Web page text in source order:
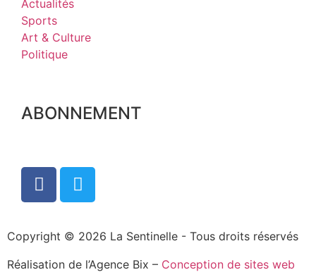
Actualités
Sports
Art & Culture
Politique
ABONNEMENT
Copyright © 2026 La Sentinelle - Tous droits réservés
Réalisation de l’Agence Bix – Conception de sites web